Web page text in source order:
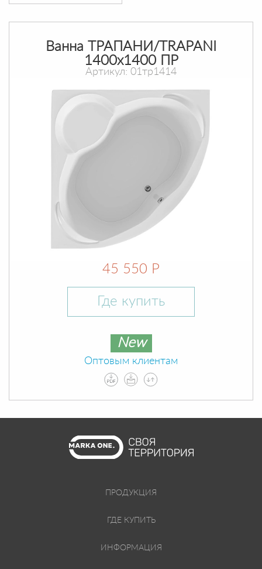
Ванна ТРАПАНИ/TRAPANI
1400х1400 ПР
Артикул: 01тр1414
45 550 Р
Где купить
New
Оптовым клиентам
ПРОДУКЦИЯ
ГДЕ КУПИТЬ
ИНФОРМАЦИЯ